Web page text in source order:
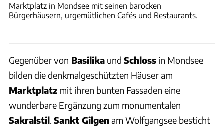
Marktplatz in Mondsee mit seinen barocken
Bürgerhäusern, urgemütlichen Cafés und Restaurants.
Gegenüber von Basilika und Schloss in Mondsee
bilden die denkmalgeschützten Häuser am
Marktplatz mit ihren bunten Fassaden eine
wunderbare Ergänzung zum monumentalen
Sakralstil. Sankt Gilgenam Wolfgangsee besticht